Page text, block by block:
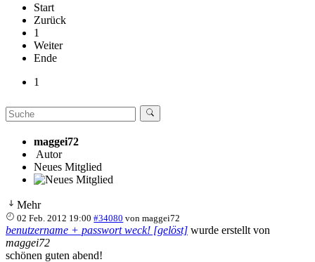
Start
Zurück
1
Weiter
Ende
1
maggei72
Autor
Neues Mitglied
Mehr
02 Feb. 2012 19:00 #34080 vonmaggei72
benutzername + passwort weck! [gelöst] wurde erstellt von
maggei72
schönen guten abend!